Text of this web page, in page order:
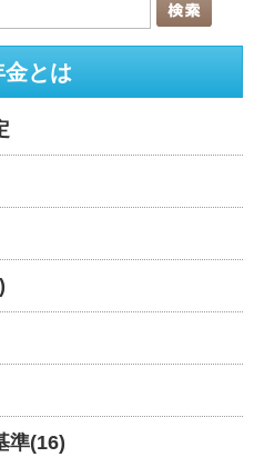
金とは
準(16)